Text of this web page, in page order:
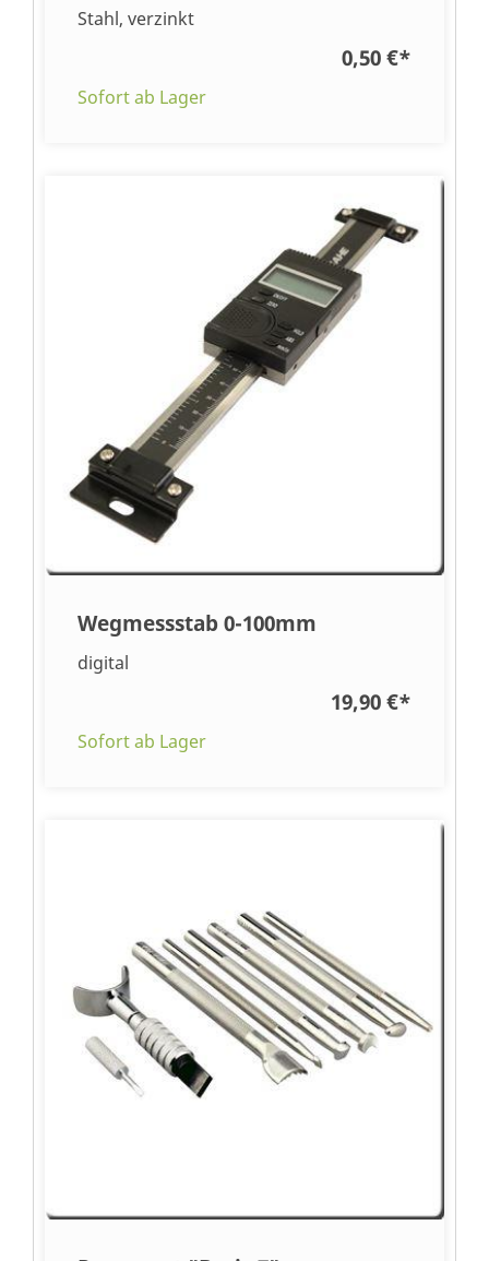
Stahl, verzinkt
0,50 €*
Sofort ab Lager
Wegmessstab 0-100mm
digital
19,90 €*
Sofort ab Lager